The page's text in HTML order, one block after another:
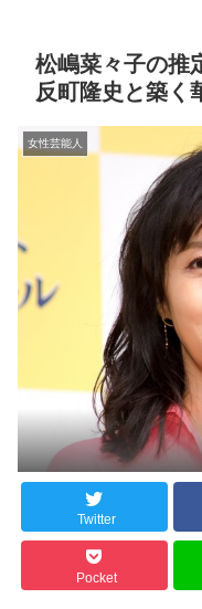
松嶋菜々子の推
反町隆史と築く
女性芸能人
Twitter
Pocket